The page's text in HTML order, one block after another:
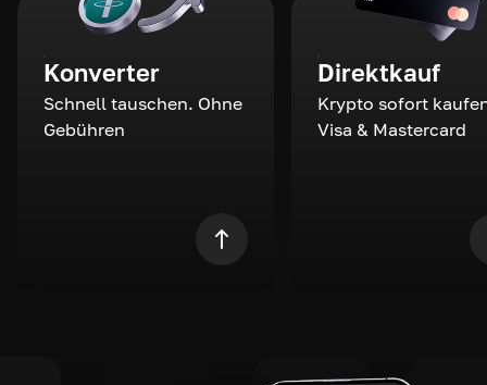
Konverter
Schnell tauschen. Ohne
Gebühren
Direktkauf
Krypto sofort
Visa & Mastercard